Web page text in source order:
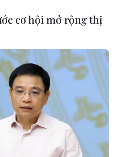
cơ hội mở rộng thị